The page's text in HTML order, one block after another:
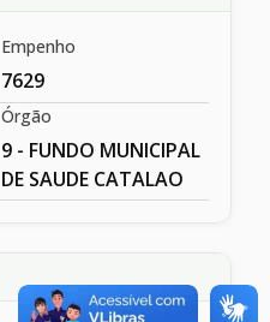
Empenho
7629
Órgão
9 - FUNDO MUNICIPAL
DE SAUDE CATALAO